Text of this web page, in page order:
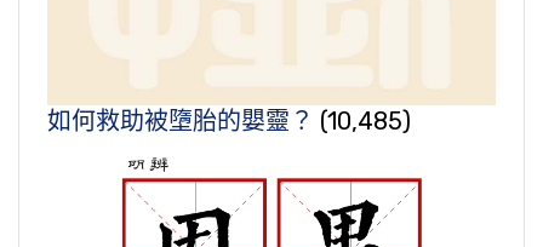
如何救助被墮胎的嬰靈？ (10,485)